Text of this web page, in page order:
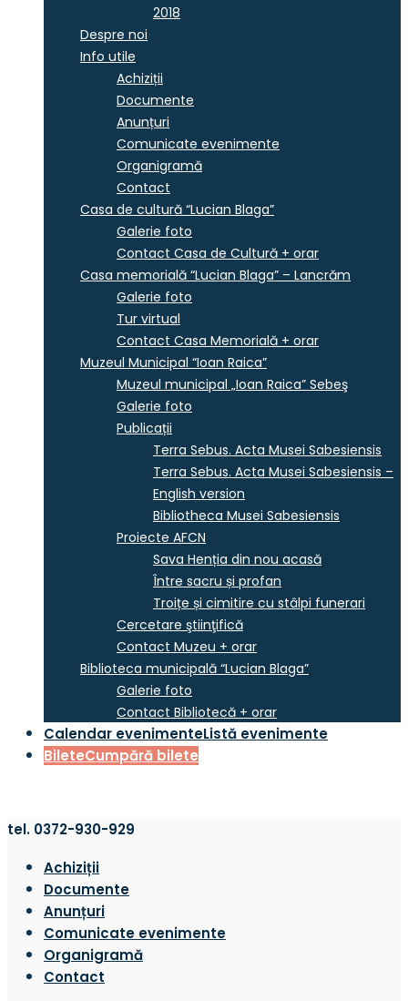
2018
Despre noi
Info utile
Achiziții
Documente
Anunțuri
Comunicate evenimente
Organigramă
Contact
Casa de cultură “Lucian Blaga”
Galerie foto
Contact Casa de Cultură + orar
Casa memorială “Lucian Blaga” – Lancrăm
Galerie foto
Tur virtual
Contact Casa Memorială + orar
Muzeul Municipal “Ioan Raica”
Muzeul municipal „Ioan Raica” Sebeş
Galerie foto
Publicații
Terra Sebus. Acta Musei Sabesiensis
Terra Sebus. Acta Musei Sabesiensis –
English version
Bibliotheca Musei Sabesiensis
Proiecte AFCN
Sava Henția din nou acasă
Între sacru și profan
Troițe și cimitire cu stâlpi funerari
Cercetare ştiinţifică
Contact Muzeu + orar
Biblioteca municipală “Lucian Blaga”
Galerie foto
Contact Bibliotecă + orar
Calendar evenimenteListă evenimente
BileteCumpără bilete
tel. 0372-930-929
Achiziții
Documente
Anunțuri
Comunicate evenimente
Organigramă
Contact